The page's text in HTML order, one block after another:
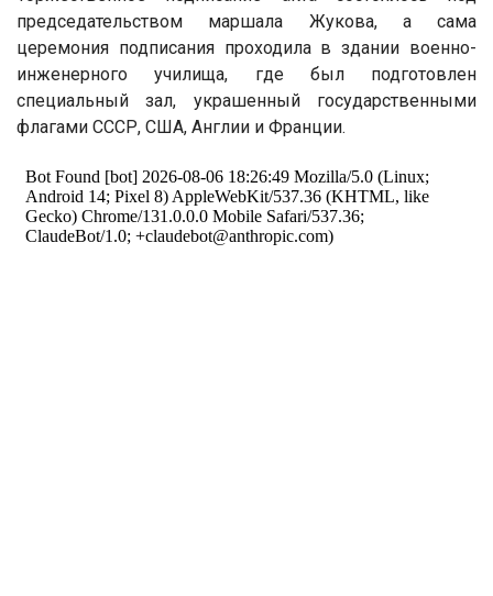
председательством маршала Жукова, а сама
церемония подписания проходила в здании военно-
инженерного училища, где был подготовлен
специальный зал, украшенный государственными
флагами СССР, США, Англии и Франции.